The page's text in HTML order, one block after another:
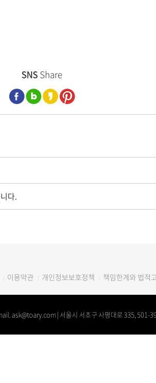
SNS Share
다.
이용약관 개인정보보호정책 책임한계와 법적
ask@toary.com | 서울시 서초구 사평대로 335, 501-